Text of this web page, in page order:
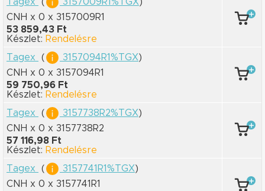
CNH x 0 x 3157009R1
53 859,43 Ft
Készlet: Rendelésre
Tagex
( 3157094R1%TGX)
CNH x 0 x 3157094R1
59 750,96 Ft
Készlet: Rendelésre
Tagex
( 3157738R2%TGX)
CNH x 0 x 3157738R2
57 116,98 Ft
Készlet: Rendelésre
Tagex
( 3157741R1%TGX)
CNH x 0 x 3157741R1